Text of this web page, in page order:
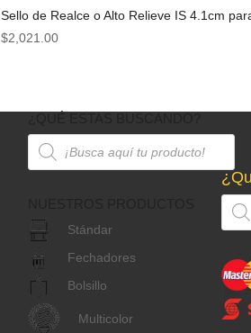
Sello de Realce o Alto Relieve IS 4.1cm
$2,021.00
Búsqueda
de
productos
Stándar
Fechadores
Bolsillo
Multicolor
de